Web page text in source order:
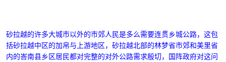
砂拉越的许多大城市以外的市郊人民是多么需要连贯乡城公路，这包
括砂拉越中区的加帛与上游地区，砂拉越北部的林梦省市郊和美里省
内的峇南县乡区居民都对完整的对外公路需求殷切，国阵政府对这问